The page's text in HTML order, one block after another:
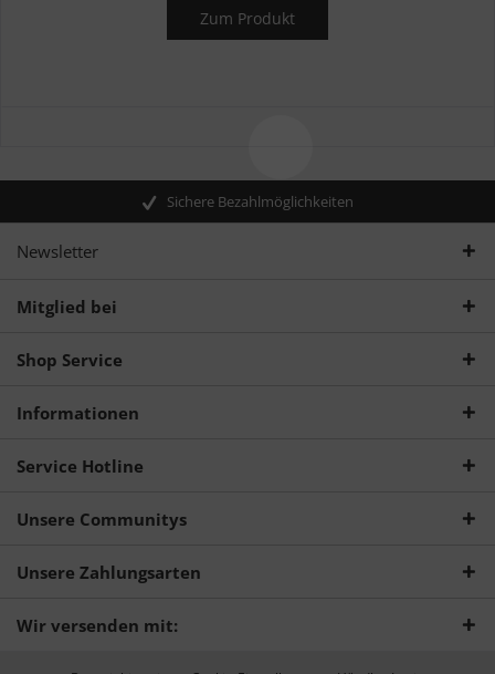
Zum Produkt
Sichere Bezahlmöglichkeiten
Newsletter
Mitglied bei
Shop Service
Informationen
Service Hotline
Unsere Communitys
Unsere Zahlungsarten
Wir versenden mit: